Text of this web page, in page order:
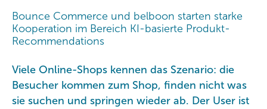
Bounce Commerce und belboon starten starke
Kooperation im Bereich KI-basierte Produkt-
Recommendations
Viele Online-Shops kennen das Szenario: die
Besucher kommen zum Shop, finden nicht was
sie suchen und springen wieder ab. Der User ist